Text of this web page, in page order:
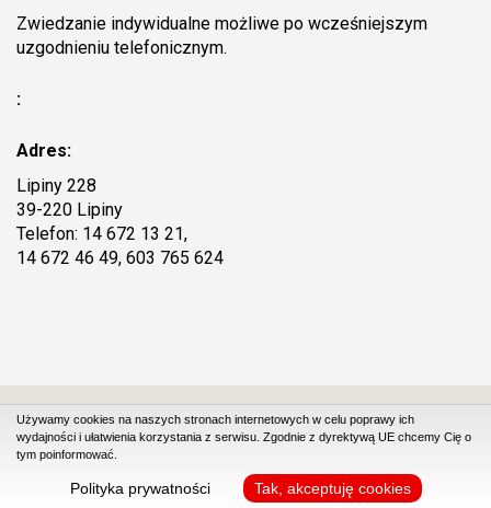
Zwiedzanie indywidualne możliwe po wcześniejszym
uzgodnieniu telefonicznym.
:
Adres:
Lipiny 228
39-220 Lipiny
Telefon: 14 672 13 21,
14 672 46 49, 603 765 624
Projekt i wykonanie strony www: DUONET
Używamy cookies na naszych stronach internetowych w celu poprawy ich
wydajności i ułatwienia korzystania z serwisu. Zgodnie z dyrektywą UE chcemy Cię o
tym poinformować.
Polityka prywatności Tak, akceptuję cookies